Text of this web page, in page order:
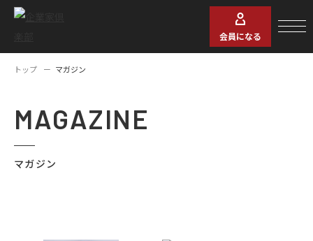
会員になる
トップ マガジン
MAGAZINE
マガジン